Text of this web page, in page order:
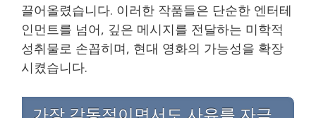
끌어올렸습니다. 이러한 작품들은 단순한 엔터테
인먼트를 넘어, 깊은 메시지를 전달하는 미학적
성취물로 손꼽히며, 현대 영화의 가능성을 확장
시켰습니다.
가장 감동적이면서도 사유를 자극